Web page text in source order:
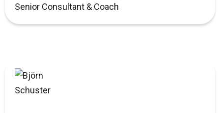
Senior Consultant & Coach​